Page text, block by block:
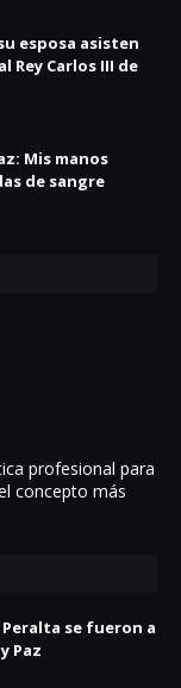
esposa asisten
Rey Carlos III de
Mis manos
de sangre
profesional para
concepto más
Peralta se fueron a
Paz